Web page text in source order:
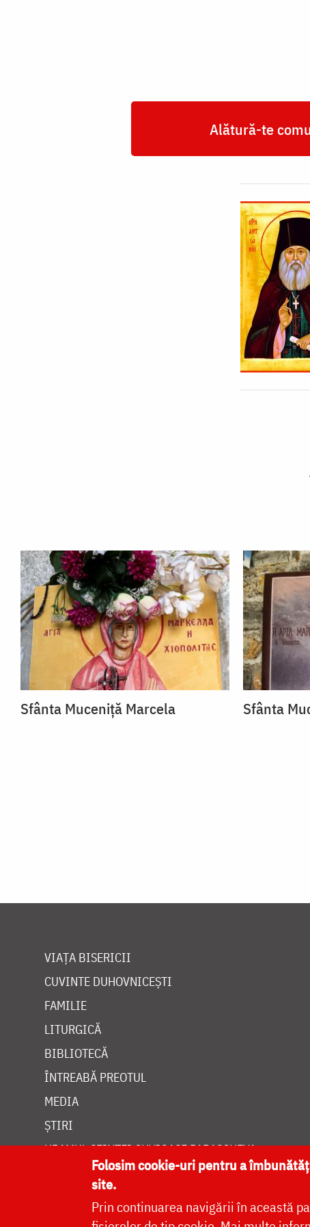
Alătură-te
Sfânta Muceniță Marcela Sfânta
VIAȚA BISERICII
CUVINTE DUHOVNICEȘTI
FAMILIE
LITURGICĂ
BIBLIOTECĂ
ÎNTREABĂ PREOTUL
MEDIA
ȘTIRI
HRAMUL SFINTEI CUVIOASE PARASCHEVA
Folosim cookie-uri pentru a
site.
Prin continuarea navigării în această